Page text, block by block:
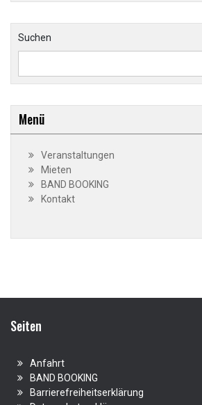
Suchen
Menü
Veranstaltungen
Mieten
BAND BOOKING
Kontakt
Seiten
Anfahrt
BAND BOOKING
Barrierefreiheitserklärung